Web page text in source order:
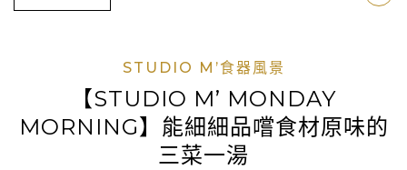
STUDIO M’食器風景
【STUDIO M’ MONDAY
MORNING】能細細品嚐食材原味的
三菜一湯